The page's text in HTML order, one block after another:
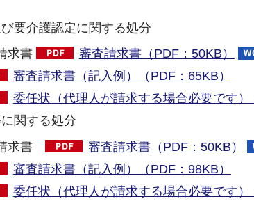
要介護認定に関する処分
求書
審査請求書（PDF：50KB）
審査請求書（記入例）（PDF：65KB）
委任状（代理人が請求する場合必要です）
関する処分
求書
審査請求書（PDF：50KB）
審査請求書（記入例）（PDF：98KB）
委任状（代理人が請求する場合必要です）